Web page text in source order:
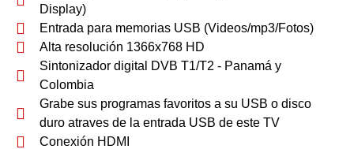
Display)
Entrada para memorias USB (Videos/mp3/Fotos)
Alta resolución 1366x768 HD
Sintonizador digital DVB T1/T2 - Panamá y
Colombia
Grabe sus programas favoritos a su USB o disco
duro atraves de la entrada USB de este TV
Conexión HDMI